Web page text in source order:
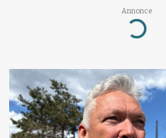
Annonce
Loading...